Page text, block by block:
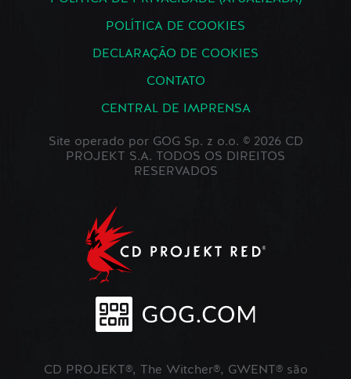
POLÍTICA DE COOKIES
DECLARAÇÃO DE COOKIES
CONTATO
CENTRAL DE IMPRENSA
Site operado por GOG Sp. z o.o. © 2026 CD
PROJEKT S.A. TODOS OS DIREITOS
RESERVADOS
CD PROJEKT®, The Witcher®, GWENT® são